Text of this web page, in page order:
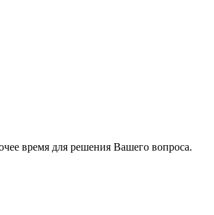
время для решения Вашего вопроса.